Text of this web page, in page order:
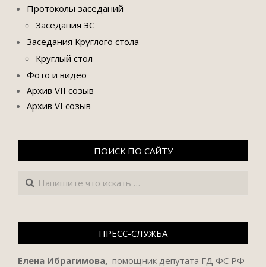
Протоколы заседаний
Заседания ЭС
Заседания Круглого стола
Круглый стол
Фото и видео
Архив VII созыв
Архив VI созыв
ПОИСК ПО САЙТУ
Поиск
ПРЕСС-СЛУЖБА
Елена Ибрагимова, помощник депутата ГД ФС РФ